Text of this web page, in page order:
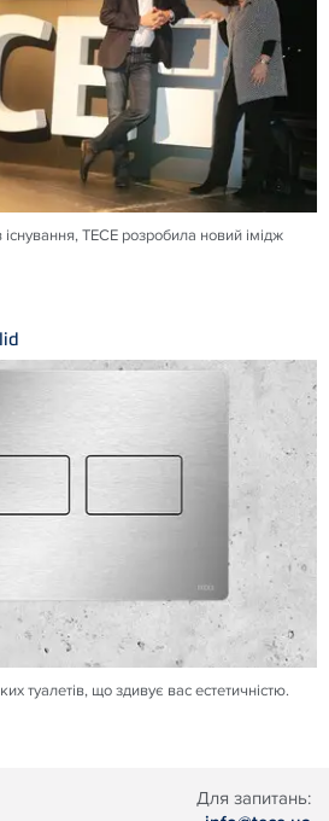
Для запитань:
ТЕСЕ розробила новий імідж
туалетів, що здивує вас естетичністю.